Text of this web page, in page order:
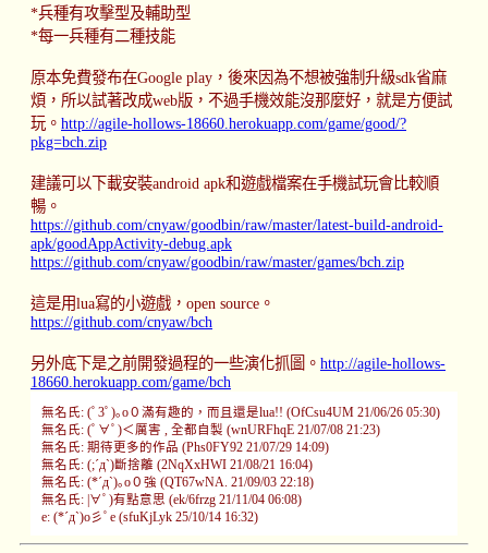
*兵種有攻擊型及輔助型
*每一兵種有二種技能
原本免費發布在Google play，後來因為不想被強制升級sdk省麻
煩，所以試著改成web版，不過手機效能沒那麼好，就是方便試
玩。 http://agile-hollows-18660.herokuapp.com/game/good/?
pkg=bch.zip
建議可以下載安裝android apk和遊戲檔案在手機試玩會比較順
暢。
https://github.com/cnyaw/goodbin/raw/master/latest-build-android-
apk/goodAppActivity-debug.apk
https://github.com/cnyaw/goodbin/raw/master/games/bch.zip
這是用lua寫的小遊戲，open source。
https://github.com/cnyaw/bch
另外底下是之前開發過程的一些演化抓圖。 http://agile-hollows-
18660.herokuapp.com/game/bch
無名氏: (ﾟ3ﾟ)｡o０滿有趣的，而且還是lua!! (OfCsu4UM 21/06/26 05:30)
無名氏: (ﾟ∀ﾟ)＜厲害 , 全都自製 (wnURFhqE 21/07/08 21:23)
無名氏: 期待更多的作品 (Phs0FY92 21/07/29 14:09)
無名氏: (;´д`)斷捨離 (2NqXxHWI 21/08/21 16:04)
無名氏: (*´д`)｡o０強 (QT67wNA. 21/09/03 22:18)
無名氏: |∀ﾟ)有點意思 (ek/6frzg 21/11/04 06:08)
e: (*´д`)o彡ﾟe (sfuKjLyk 25/10/14 16:32)